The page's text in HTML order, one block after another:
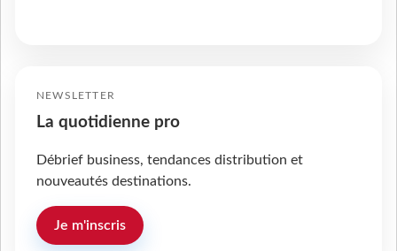
NEWSLETTER
La quotidienne pro
Débrief business, tendances distribution et
nouveautés destinations.
Je m'inscris